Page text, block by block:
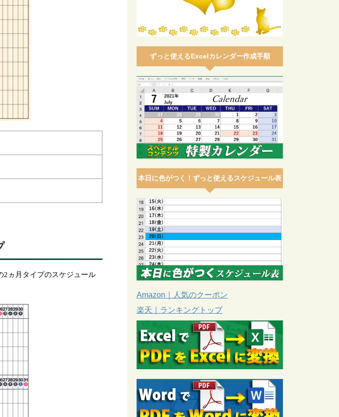
2ヵ月タイプのスケジュール
ずっと使えるExcelカレンダー作成手順
本日に色がつく！ずっと使えるスケジュール表
Amazon｜人気のクーポン
楽天｜ランキングトップ